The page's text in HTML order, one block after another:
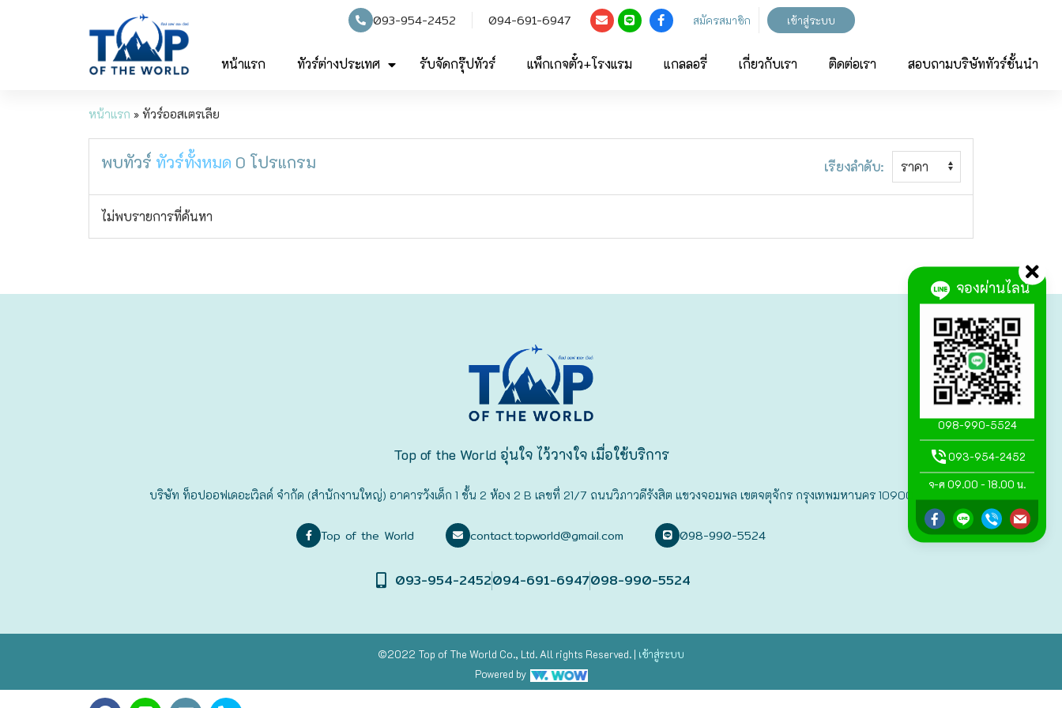
093-954-2452 094-691-6947 สมัครสมาชิก เข้าสู่ระบบ
หน้าแรก ทัวร์ต่างประเทศ รับจัดกรุ๊ปทัวร์ แพ็กเกจตั๋ว+โรงแรม แกลลอรี่ เกี่ยวกับเรา ติดต่อเรา สอบถามบริษัททัวร์ชั้นนำ
หน้าแรก » ทัวร์ออสเตรเลีย
พบทัวร์ ทัวร์ทั้งหมด 0 โปรแกรม เรียงลำดับ:
ไม่พบรายการที่ค้นหา
จองผ่านไลน์
098-990-5524
093-954-2452
จ-ศ 09.00 - 18.00 น.
Top of the World อุ่นใจ ไว้วางใจ เมื่อใช้บริการ
บริษัท ท็อปออฟเดอะเวิลด์ จำกัด (สำนักงานใหญ่) อาคารวังเด็ก 1 ชั้น 2 ห้อง 2 B เลขที่ 21/7 ถนนวิภาวดีรังสิต แขวงจอมพล เขตจตุจักร กรุงเทพมหานคร 10900
Top of the World contact.topworld@gmail.com 098-990-5524
093-954-2452094-691-6947098-990-5524
©2022 Top of The World Co., Ltd. All rights Reserved. | เข้าสู่ระบบ
Powered by
ทัวร์เวียดนาม